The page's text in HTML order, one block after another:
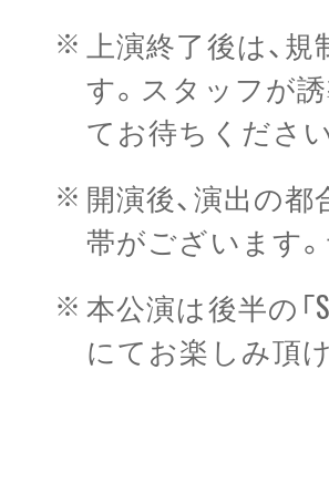
上演終了後は、
す。スタッフが
てお待ちください
開演後、演出の
帯がございます
本公演は後半の「
にてお楽しみ頂